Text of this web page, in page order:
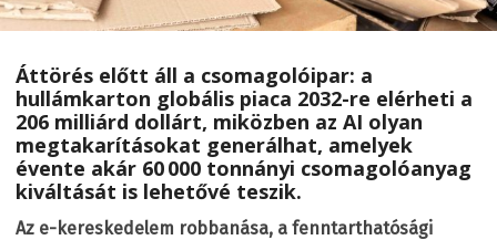
Áttörés előtt áll a csomagolóipar: a
hullámkarton globális piaca 2032-re elérheti a
206 milliárd dollárt, miközben az AI olyan
megtakarításokat generálhat, amelyek
évente akár 60 000 tonnányi csomagolóanyag
kiváltását is lehetővé teszik.
Az e-kereskedelem robbanása, a fenntarthatósági